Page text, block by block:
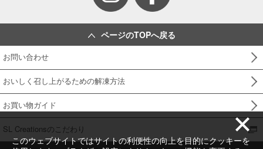
このウェブサイトではサイトの利便性の向上を目的にクッキーを
投稿日：2021/02/18 投稿者：SL Creations
レンジで簡単チャーシュー
２０２０年 ミートパーティ「アレンジ」（６
名分）
さんまの梅煮
「レシピ辞典」（本社 調理企画室）
投稿日：2020/03/15 投稿者：SL Creations
「旬のおかずで晩ごはん 春のおかず」（美味
安心２０２０年 ３号）
ページのTOPへ戻る
お問い合わせ
おいしく召し上がるための解凍方法
お買い物ガイド
SL Creationsのこだわり